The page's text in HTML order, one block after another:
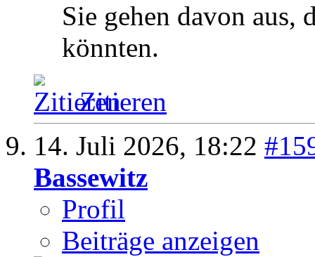
Sie gehen davon aus,
könnten.
Zitieren
14. Juli 2026, 18:22
Bassewitz
Profil
Beiträge anzeigen